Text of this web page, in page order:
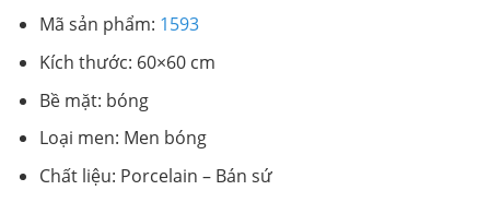
Mã sản phẩm: 1593
Kích thước: 60×60 cm
Bề mặt: bóng
Loại men: Men bóng
Chất liệu: Porcelain – Bán sứ